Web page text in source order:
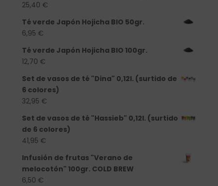
25,40 €
Té verde Japón Hojicha BIO 50gr.
6,95 €
Té verde Japón Hojicha BIO 100gr.
12,70 €
Set de vasos de té "Dina" 0,12l. (surtido de
6 colores)
32,95 €
Set de vasos de té "Hassieb" 0,12l. (surtido
de 6 colores)
41,95 €
Infusión de frutas "Verano de
melocotón" 100gr. COLD BREW
6,50 €